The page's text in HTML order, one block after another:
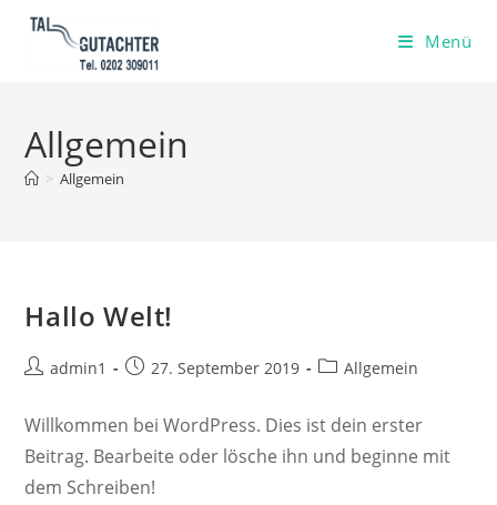
Zum
Menü
Allgemein
> Allgemein
Hallo Welt!
Beitrags-
admin1
Beitrag27. September 2019
Beitrags-
Allgemein
Willkommen bei WordPress. Dies ist dein erster
Beitrag. Bearbeite oder lösche ihn und beginne mit
dem Schreiben!